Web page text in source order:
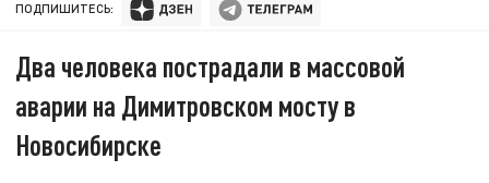
ПОДПИШИТЕСЬ:
Два человека пострадали в массовой
аварии на Димитровском мосту в
Новосибирске